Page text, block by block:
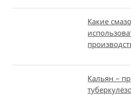
Какие
Кальян –